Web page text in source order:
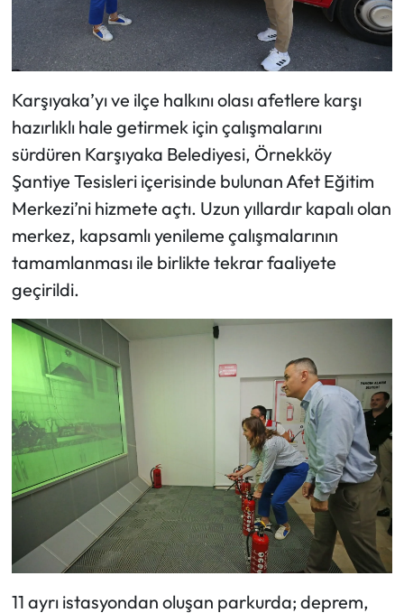
Karşıyaka’yı ve ilçe halkını olası afetlere karşı
hazırlıklı hale getirmek için çalışmalarını
sürdüren Karşıyaka Belediyesi, Örnekköy
Şantiye Tesisleri içerisinde bulunan Afet Eğitim
Merkezi’ni hizmete açtı. Uzun yıllardır kapalı olan
merkez, kapsamlı yenileme çalışmalarının
tamamlanması ile birlikte tekrar faaliyete
geçirildi.
11 ayrı istasyondan oluşan parkurda; deprem,